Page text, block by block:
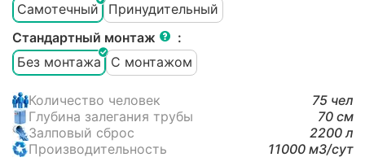
Самотечный
Принудительный
Стандартный монтаж
:
Без монтажа
С монтажом
Количество человек
75 чел
Глубина залегания трубы
70 см
Залповый сброс
2200 л
Производительность
11000 м3/cут